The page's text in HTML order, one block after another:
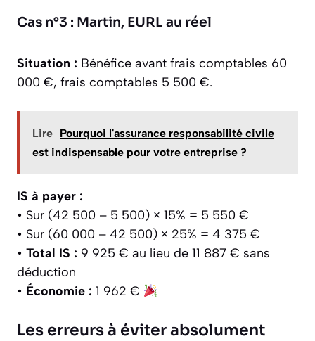
Cas n°3 : Martin, EURL au réel
Situation : Bénéfice avant frais comptables 60
000 €, frais comptables 5 500 €.
Lire Pourquoi l'assurance responsabilité civile
est indispensable pour votre entreprise ?
IS à payer :
• Sur (42 500 – 5 500) × 15% = 5 550 €
• Sur (60 000 – 42 500) × 25% = 4 375 €
• Total IS : 9 925 € au lieu de 11 887 € sans
déduction
• Économie : 1 962 €
Les erreurs à éviter absolument